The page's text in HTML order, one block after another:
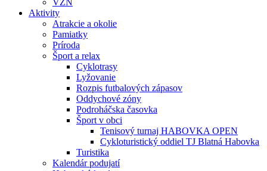
VZN
Aktivity
Atrakcie a okolie
Pamiatky
Príroda
Šport a relax
Cyklotrasy
Lyžovanie
Rozpis futbalových zápasov
Oddychové zóny
Podroháčska časovka
Šport v obci
Tenisový turnaj HABOVKA OPEN
Cykloturistický oddiel TJ Blatná Habovka
Turistika
Kalendár podujatí